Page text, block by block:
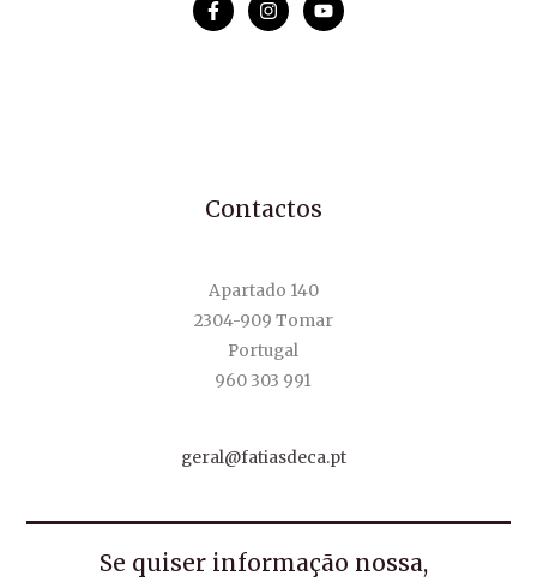
Contactos
Apartado 140
2304-909 Tomar
Portugal
960 303 991
geral@fatiasdeca.pt
Se quiser informação nossa,